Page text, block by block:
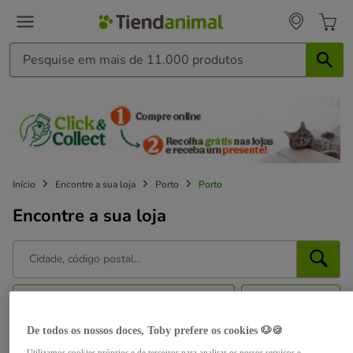
Início Encontre a sua loja Porto Porto
Encontre a sua loja
De todos os nossos doces, Toby prefere os cookies 🐶🍪